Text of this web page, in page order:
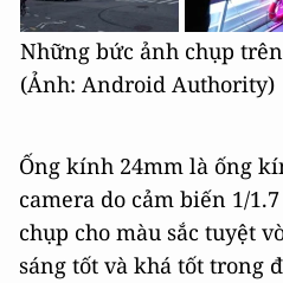
Những bức ảnh chụp
(Ảnh: Android Authority)
Ống kính 24mm là ống
camera do cảm biến 1/
chụp cho màu sắc tuyệt
sáng tốt và khá tốt trong